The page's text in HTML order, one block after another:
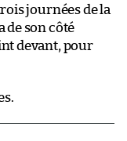
journées de la
de son côté
devant, pour